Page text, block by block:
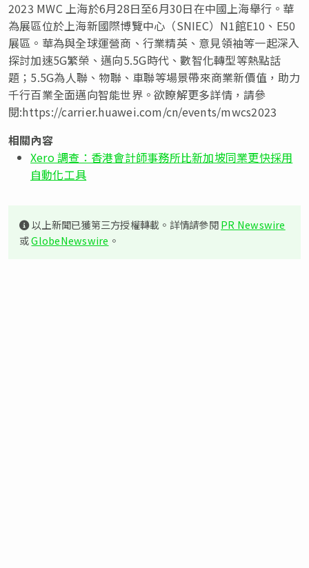
2023 MWC 上海於6月28日至6月30日在中國上海舉行。華
為展區位於上海新國際博覽中心（SNIEC）N1館E10、E50
展區。華為與全球運營商、行業精英、意見領袖等一起深入
探討加速5G繁榮、邁向5.5G時代、數智化轉型等熱點話
題；5.5G為人聯、物聯、車聯等場景帶來商業新價值，助力
千行百業全面邁向智能世界。欲瞭解更多詳情，請參
閱:https://carrier.huawei.com/cn/events/mwcs2023
相關內容
Xero 調查：香港會計師事務所比新加坡同業更快採用
自動化工具
以上新聞已獲第三方授權轉載。詳情請參閱PR Newswire
或GlobeNewswire 。